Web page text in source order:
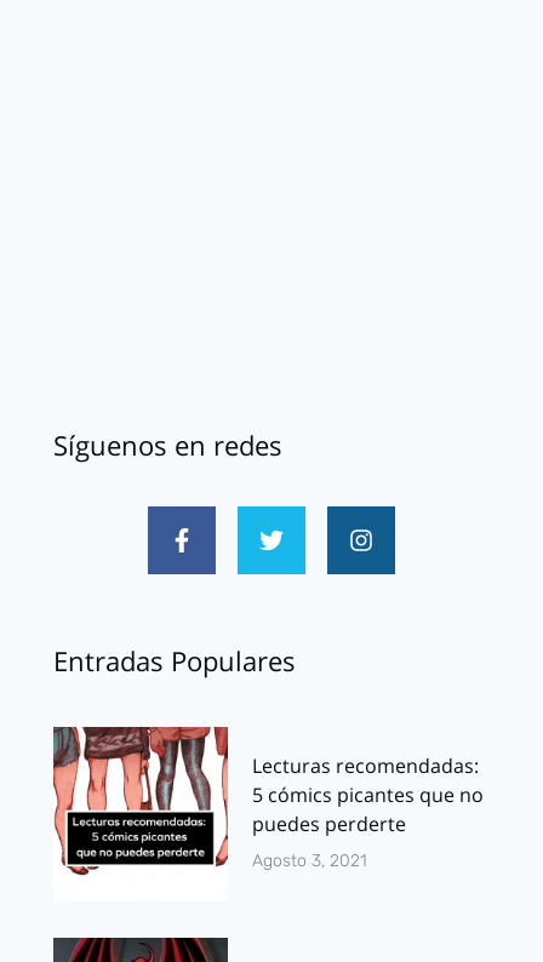
Síguenos en redes
Entradas Populares
Lecturas recomendadas:
5 cómics picantes que no
puedes perderte
Agosto 3, 2021